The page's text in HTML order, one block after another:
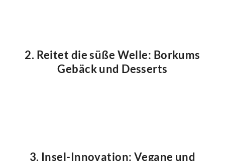
2. Reitet die süße Welle: Borkums
Gebäck und Desserts
3. Insel-Innovation: Vegane und